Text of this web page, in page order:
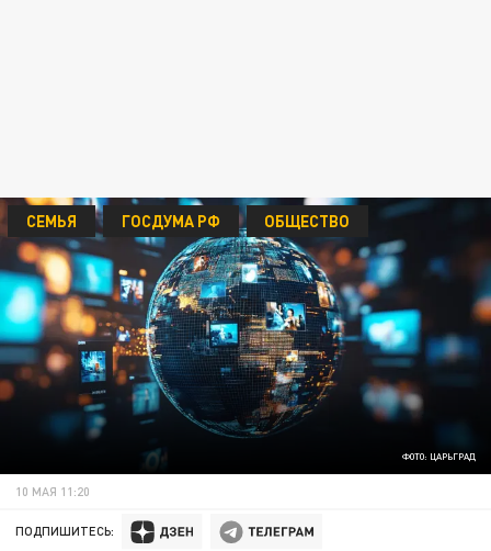
ФОТО: ЦАРЬГРАД
СЕМЬЯ ГОСДУМА РФ ОБЩЕСТВО
10 МАЯ 11:20
ПОДПИШИТЕСЬ: